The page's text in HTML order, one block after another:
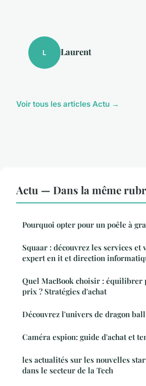
L Laurent
Voir tous les articles Actu →
Actu — Dans la même
Pourquoi opter pour un poêle à
Squaar : découvrez les services et
expert en it et direction
Quel MacBook choisir : équilibrer
prix ? Stratégies d'achat
Découvrez l'univers de dragon
Caméra espion: guide d'achat et
les actualités sur les nouvelles
dans le secteur de la Tech